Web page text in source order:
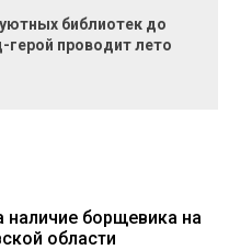
библиотек до
герой проводит лето
борщевика на
области